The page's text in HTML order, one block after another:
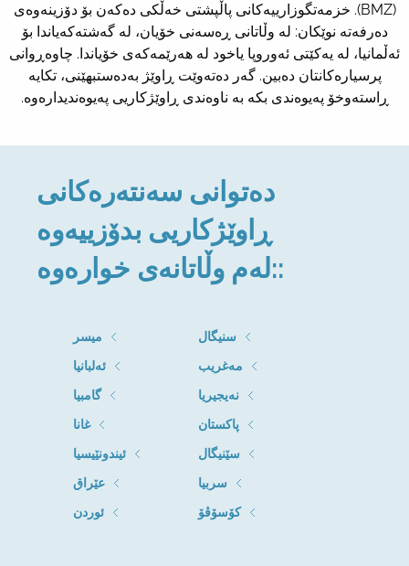
(BMZ). خزمەتگوزارییەکانی پاڵپشتی خەڵکی دەکەن بۆ دۆزینەوەی
دەرفەتە نوێکان: لە وڵاتانی ڕەسەنی خۆیان، لە گەشتەکەیاندا بۆ
ئەڵمانیا، لە یەکێتی ئەوروپا یاخود لە هەرێمەکەی خۆیاندا. چاوەڕوانی
پرسیارەکانتان دەبین. گەر دەتەوێت ڕاوێژ بەدەستبهێنی، تکایە
ڕاستەوخۆ پەیوەندی بکە بە ناوەندی ڕاوێژکاریی پەیوەندیدارەوە.
دەتوانی سەنتەرەکانی
ڕاوێژکاریی بدۆزییەوە
لەم وڵاتانەی خوارەوە::
میسر
ئەلبانیا
گامبیا
غانا
ئیندونێیسیا
عێراق
ئوردن
سنیگال
مەغریب
نەیجیریا
پاکستان
سێنیگال
سربیا
کۆسۆڤۆ